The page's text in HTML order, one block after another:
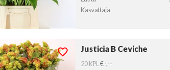
Kasvattaja
Justicia B Ceviche
20 KPL€ -,--
B Ceviche
lähtöpäivää ei ole valittu.